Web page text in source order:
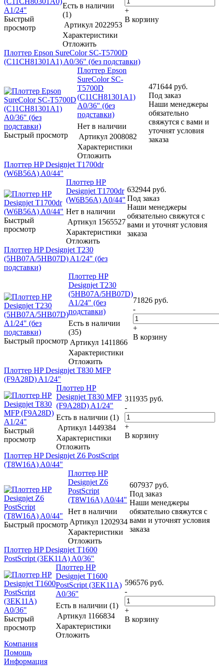
Быстрый
просмотр
Есть в наличии
(1)
Артикул 2022953
Характеристики
Отложить
+
В корзину
Плоттер Epson SureColor SC-T5700D
(C11CH81301A1) A0/36" (без подставки)
Быстрый просмотр
Плоттер Epson
SureColor SC-
T5700D
(C11CH81301A1)
A0/36" (без
подставки)
Нет в наличии
Артикул 2008082
Характеристики
Отложить
471644 руб.
Под заказ
Наши менеджеры
обязательно
свяжутся с вами и
уточнят условия
заказа
Плоттер HP Designjet T1700dr
(W6B56A) A0/44"
Быстрый
просмотр
Плоттер HP
Designjet T1700dr
(W6B56A) A0/44"
Нет в наличии
Артикул 1565527
Характеристики
Отложить
632944 руб.
Под заказ
Наши менеджеры
обязательно свяжутся с
вами и уточнят условия
заказа
Плоттер HP Designjet T230
(5HB07A/5HB07D) A1/24" (без
подставки)
Быстрый просмотр
Плоттер HP
Designjet T230
(5HB07A/5HB07D)
A1/24" (без
подставки)
Есть в наличии
(35)
Артикул 1411866
Характеристики
Отложить
71826 руб.
-
+
В корзину
Плоттер HP Designjet T830 MFP
(F9A28D) A1/24"
Быстрый
просмотр
Плоттер HP
Designjet T830 MFP
(F9A28D) A1/24"
Есть в наличии (1)
Артикул 1449384
Характеристики
Отложить
311935 руб.
-
+
В корзину
Плоттер HP Designjet Z6 PostScript
(T8W16A) A0/44"
Быстрый просмотр
Плоттер HP
Designjet Z6
PostScript
(T8W16A) A0/44"
Нет в наличии
Артикул 1202934
Характеристики
Отложить
607937 руб.
Под заказ
Наши менеджеры
обязательно свяжутся с
вами и уточнят условия
заказа
Плоттер HP Designjet T1600
PostScript (3EK11A) A0/36"
Быстрый
просмотр
Плоттер HP
Designjet T1600
PostScript (3EK11A)
A0/36"
Есть в наличии (1)
Артикул 1166834
Характеристики
Отложить
596576 руб.
-
+
В корзину
Компания
Помощь
Информация